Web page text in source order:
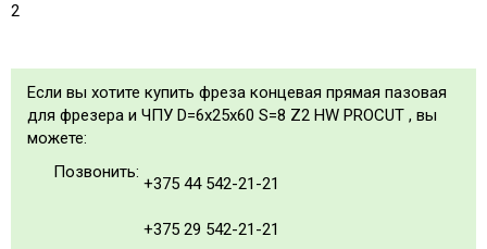
2
Если вы хотите купить фреза концевая прямая пазовая
для фрезера и ЧПУ D=6x25x60 S=8 Z2 HW PROCUT , вы
можете:
Позвонить:
+375 44 542-21-21
+375 29 542-21-21